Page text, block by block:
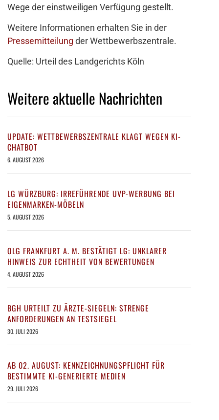
Wege der einstweiligen Verfügung gestellt.
Weitere Informationen erhalten Sie in der
Pressemitteilung der Wettbewerbszentrale.
Quelle: Urteil des Landgerichts Köln
Weitere aktuelle Nachrichten
UPDATE: WETTBEWERBSZENTRALE KLAGT WEGEN KI-
CHATBOT
6. AUGUST 2026
LG WÜRZBURG: IRREFÜHRENDE UVP-WERBUNG BEI
EIGENMARKEN-MÖBELN
5. AUGUST 2026
OLG FRANKFURT A. M. BESTÄTIGT LG: UNKLARER
HINWEIS ZUR ECHTHEIT VON BEWERTUNGEN
4. AUGUST 2026
BGH URTEILT ZU ÄRZTE-SIEGELN: STRENGE
ANFORDERUNGEN AN TESTSIEGEL
30. JULI 2026
AB 02. AUGUST: KENNZEICHNUNGSPFLICHT FÜR
BESTIMMTE KI-GENERIERTE MEDIEN
29. JULI 2026